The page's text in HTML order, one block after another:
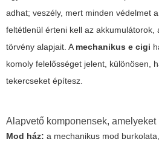
adhat; veszély, mert minden védelmet
feltétlenül érteni kell az akkumulátorok,
törvény alapjait. Amechanikus e cigi
komoly felelősséget jelent, különösen,
tekercseket építesz.
Alapvető komponensek, amelyeket
Mod ház: a mechanikus mod